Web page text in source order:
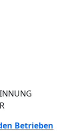
Betrieben